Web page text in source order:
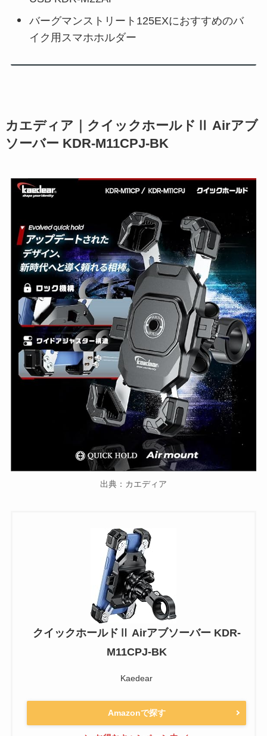
バーグマンストリート125EXにおすすめのバ
イク用スマホホルダー
カエディア｜クイックホールドⅡ Airアブ
ソーバー KDR-M11CPJ-BK
出典：カエディア
クイックホールドⅡ Airアブソーバー KDR-
M11CPJ-BK
Kaedear
Amazonで探す